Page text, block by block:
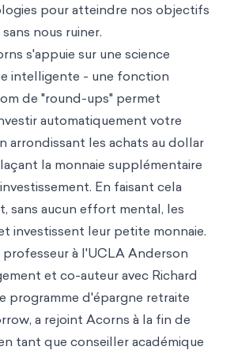
pour atteindre nos objectifs
nous ruiner.
s'appuie sur une science
intelligente - une fonction
de "round-ups" permet
automatiquement votre
arrondissant les achats au dollar
la monnaie supplémentaire
En faisant cela
sans aucun effort mental, les
investissent leur petite monnaie.
professeur à l'UCLA Anderson
et co-auteur avec Richard
programme d'épargne retraite
a rejoint Acorns à la fin de
tant que conseiller académique